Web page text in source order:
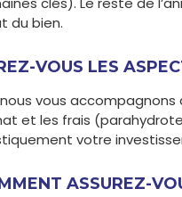
du bien.
VOUS LES
nous vous
et les frais
votre
ASSUREZ-